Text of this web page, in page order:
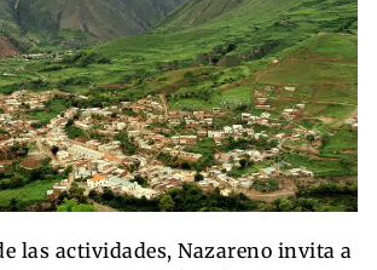
las actividades, Nazareno invita a